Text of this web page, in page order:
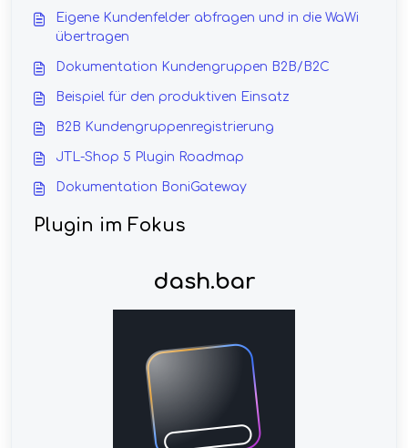
Eigene Kundenfelder abfragen und in die WaWi
übertragen
Dokumentation Kundengruppen B2B/B2C
Beispiel für den produktiven Einsatz
B2B Kundengruppenregistrierung
JTL-Shop 5 Plugin Roadmap
Dokumentation BoniGateway
Plugin im Fokus
dash.bar